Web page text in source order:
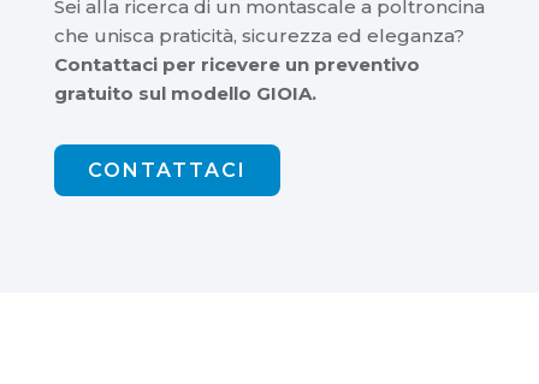
Sei alla ricerca di un montascale a poltroncina
che unisca praticità, sicurezza ed eleganza?
Contattaci per ricevere un preventivo
gratuito sul modello GIOIA.
CONTATTACI